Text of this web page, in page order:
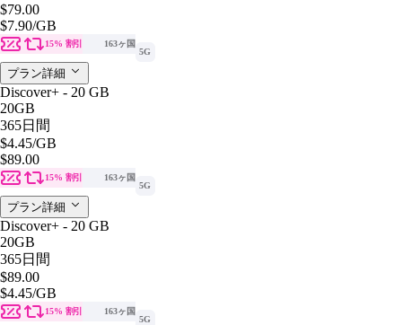
$79.00
$7.90/GB
15% 割引
163ヶ国
5G
プラン詳細
Discover+ - 20 GB
20GB
365日間
$4.45/GB
$89.00
15% 割引
163ヶ国
5G
プラン詳細
Discover+ - 20 GB
20GB
365日間
$89.00
$4.45/GB
15% 割引
163ヶ国
5G